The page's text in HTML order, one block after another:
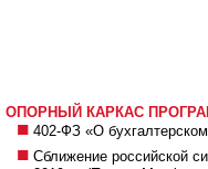
ОПОРНЫЙ КАРКАС
402-ФЗ «О
Сближение российской